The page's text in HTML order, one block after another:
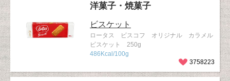
洋菓子・焼菓子
ビスケット
ロータス ビスコフ オリジナル カラメル
ビスケット 250g
486Kcal/100g
3758223